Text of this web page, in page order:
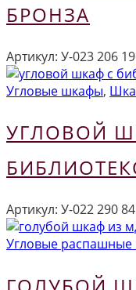
БРОНЗА
Артикул: У-023206
Угловые шкафы,
УГЛОВОЙ
Артикул: У-022290
Угловые